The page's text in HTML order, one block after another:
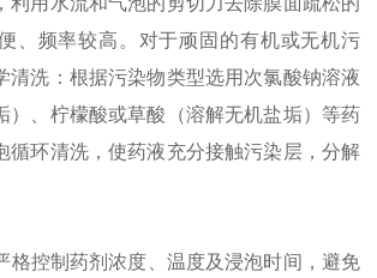
、频率较高。对于顽固的有机或无机污
清洗：根据污染物类型选用次氯酸钠溶液
）、柠檬酸或草酸（溶解无机盐垢）等药
循环清洗，使药液充分接触污染层，分解
控制药剂浓度、温度及浸泡时间，避免